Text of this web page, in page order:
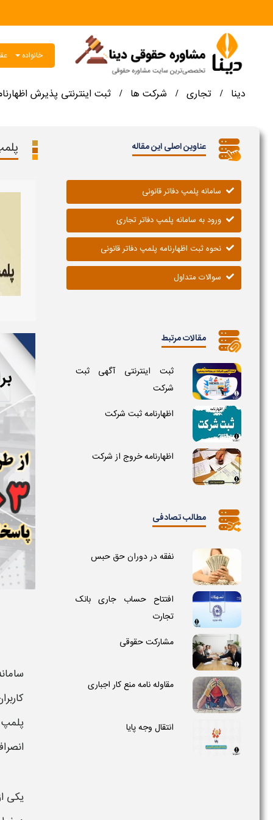
خانواده
دینا / تجاری / شرکت ها / ثبت اینترنتی پذیرش
پلمپ
یکی
عناوین اصلی این مقاله
سامانه پلمپ دفاتر قانونی
ورود به سامانه پلمپ دفاتر تجاری
نحوه ثبت اظهارنامه پلمپ دفاتر قانونی
سوالات متداول
مقالات مرتبط
ثبت اینترنتی آگهی ثبت
شرکت
اظهارنامه ثبت شرکت
اظهارنامه خروج از شرکت
مطالب تصادفی
نفقه در دوران حق حبس
افتتاح حساب جاری بانک
تجارت
مشارکت حقوقی
مقاوله نامه منع کار اجباری
انتقال وجه پایا